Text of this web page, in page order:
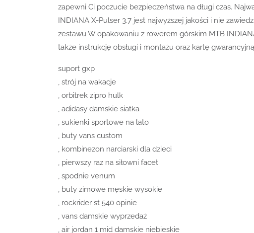
zapewni Ci poczucie bezpieczeństwa na długi czas.
INDIANA X-Pulser 3.7 jest najwyższej jakości i nie
zestawu W opakowaniu z rowerem górskim MTB
także instrukcję obsługi i montażu oraz kartę
suport gxp
, strój na wakacje
, orbitrek zipro hulk
, adidasy damskie siatka
, sukienki sportowe na lato
, buty vans custom
, kombinezon narciarski dla dzieci
, pierwszy raz na siłowni facet
, spodnie venum
, buty zimowe męskie wysokie
, rockrider st 540 opinie
, vans damskie wyprzedaż
, air jordan 1 mid damskie niebieskie